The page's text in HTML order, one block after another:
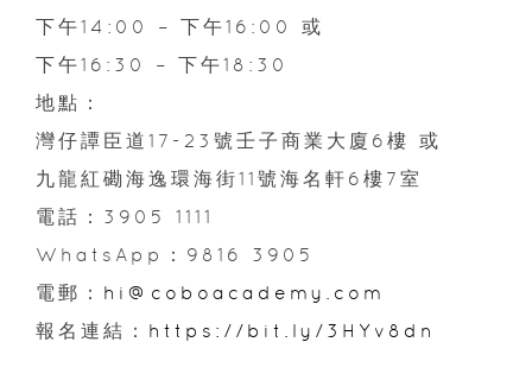
下午14:00 – 下午16:00 或
下午16:30 – 下午18:30
地點：
灣仔譚臣道17-23號壬子商業大廈6樓 或
九龍紅磡海逸環海街11號海名軒6樓7室
電話：3905 1111
WhatsApp：9816 3905
電郵： hi@coboacademy.com
報名連結： https://bit.ly/3HYv8dn